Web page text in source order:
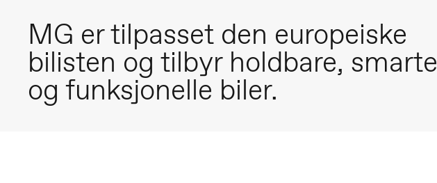
MG er tilpasset den europeiske
bilisten og tilbyr holdbare, smarte
og funksjonelle biler.